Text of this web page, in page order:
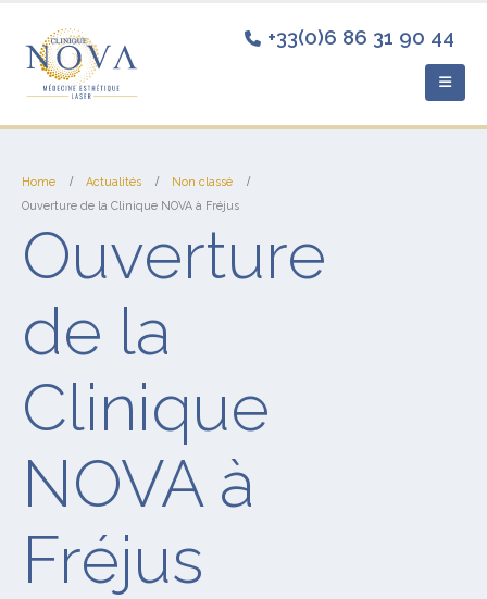
+33(0)6 86 31 90 44
Home Actualités
Non classé
Ouverture de la Clinique NOVA à Fréjus
Ouverture
de la
Clinique
NOVA à
Fréjus